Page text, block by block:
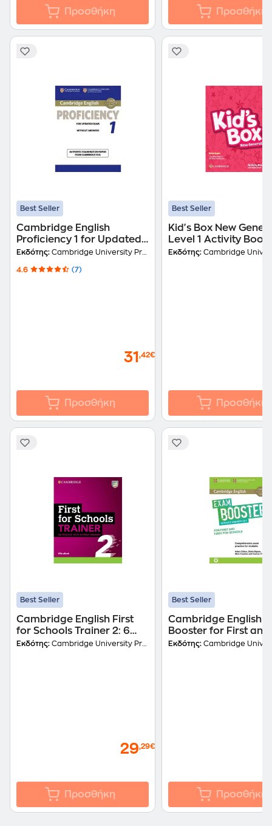
Προσθήκη Προσθήκη
Best Seller
Cambridge English
Proficiency 1 for Updated
Exam Student's Book
Cambridge English
Εκδότης: Cambridge University Press
4.6 (7)
31 ,42€
Προσθήκη
Best Seller
Kid's Box New
Level 1 Activity Book
Digital Pack British
Εκδότης: Cambridge
Προσθήκη
Best Seller
Cambridge English First
for Schools Trainer 2: 6
Practice Tests without
Εκδότης: Cambridge University Press
29,29€
Προσθήκη
Best Seller
Cambridge English
Booster for First and
for Schools Without
Εκδότης: Cambridge
Προσθήκη